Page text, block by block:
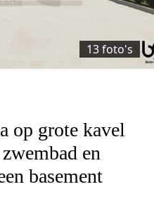
13 foto's
op grote kavel
en
basement